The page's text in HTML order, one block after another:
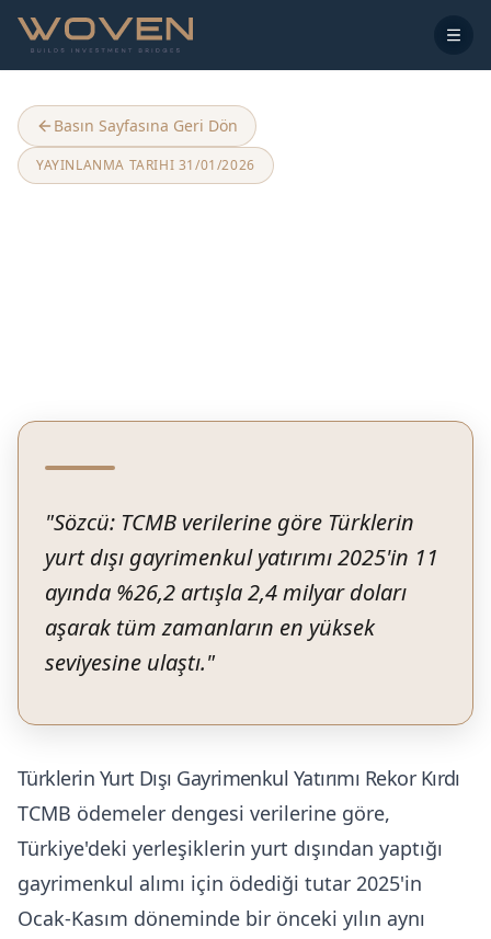
Basın Sayfasına Geri Dön
YAYINLANMA TARIHI 31/01/2026
"Sözcü: TCMB verilerine göre Türklerin
yurt dışı gayrimenkul yatırımı 2025'in 11
ayında %26,2 artışla 2,4 milyar doları
aşarak tüm zamanların en yüksek
seviyesine ulaştı."
Türklerin Yurt Dışı Gayrimenkul Yatırımı Rekor Kırdı
TCMB ödemeler dengesi verilerine göre,
Türkiye'deki yerleşiklerin yurt dışından yaptığı
gayrimenkul alımı için ödediği tutar 2025'in
Ocak-Kasım döneminde bir önceki yılın aynı